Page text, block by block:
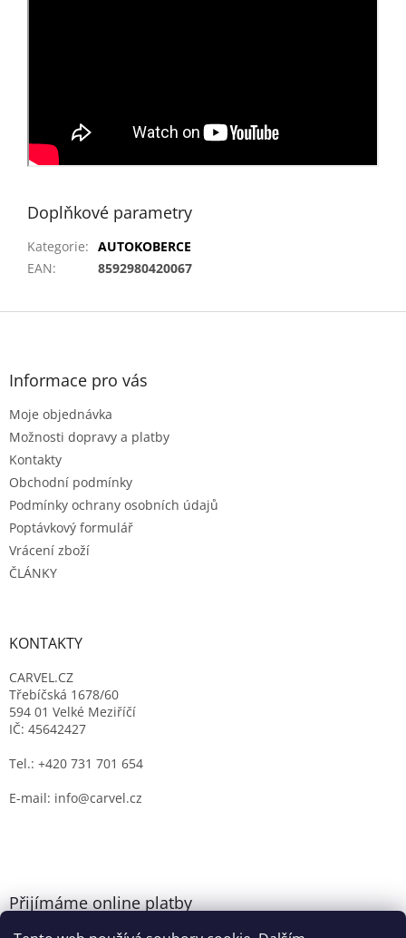
Doplňkové parametry
Kategorie: AUTOKOBERCE
EAN: 8592980420067
Z
Informace pro vás
Moje objednávka
Možnosti dopravy a platby
Kontakty
Obchodní podmínky
Podmínky ochrany osobních údajů
Poptávkový formulář
Vrácení zboží
ČLÁNKY
KONTAKTY
CARVEL.CZ
Třebíčská 1678/60
594 01 Velké Meziříčí
IČ: 45642427
Tel.: +420 731 701 654
E-mail: info@carvel.cz
Přijímáme online platby